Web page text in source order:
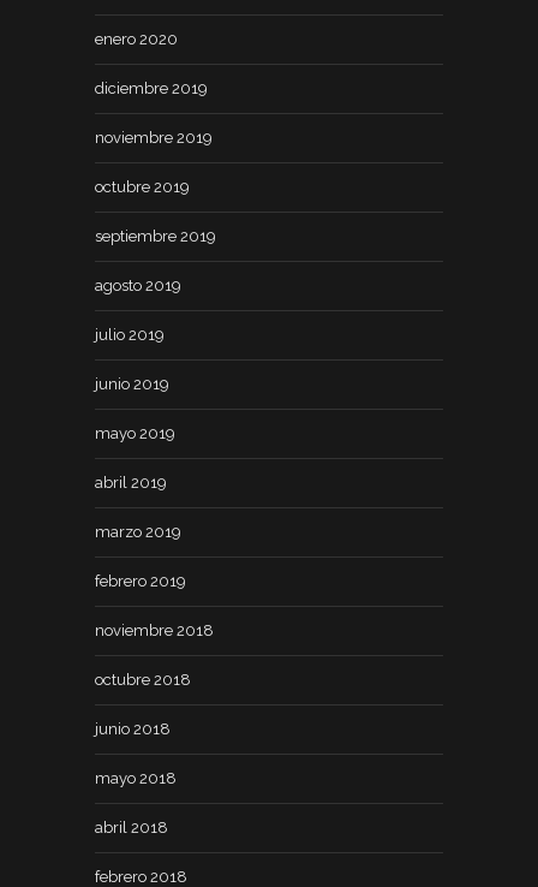
enero 2020
diciembre 2019
noviembre 2019
octubre 2019
septiembre 2019
agosto 2019
julio 2019
junio 2019
mayo 2019
abril 2019
marzo 2019
febrero 2019
noviembre 2018
octubre 2018
junio 2018
mayo 2018
abril 2018
febrero 2018